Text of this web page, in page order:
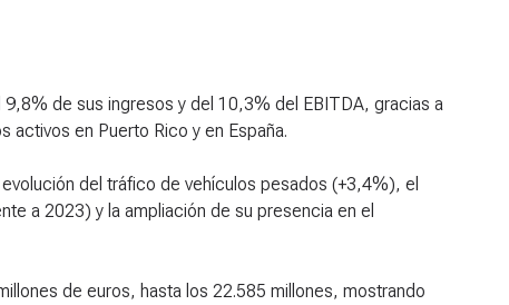
de sus ingresos y del 10,3% del EBITDA, gracias a
activos en Puerto Rico y en España.
del tráfico de vehículos pesados (+3,4%), el
a 2023) y la ampliación de su presencia en el
de euros, hasta los 22.585 millones, mostrando